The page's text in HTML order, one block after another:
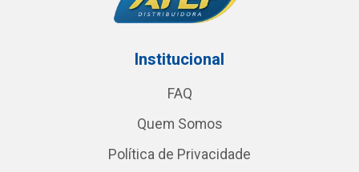
Institucional
FAQ
Quem Somos
Política de Privacidade